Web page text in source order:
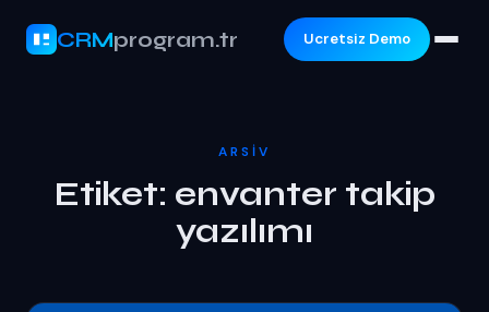
CRMprogram.tr Ucretsiz Demo
ARSIV
Etiket: envanter takip
yazılımı